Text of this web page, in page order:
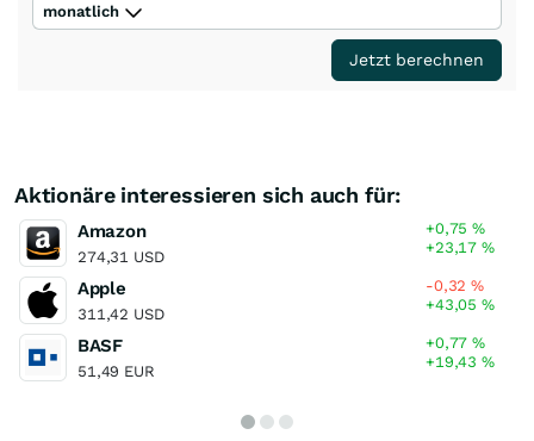
monatlich
Jetzt berechnen
Aktionäre interessieren sich auch für:
Amazon
274,31 USD
+0,75%
+23,17%
Apple
311,42 USD
-0,32%
+43,05%
BASF
51,49 EUR
+0,77%
+19,43%